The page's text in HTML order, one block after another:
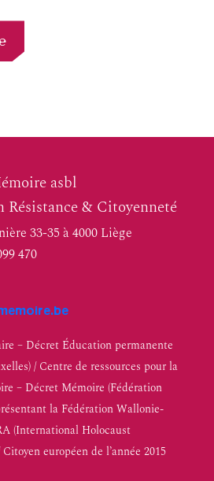
asbl
Résistance & Citoyenneté
33-35 à 4000 Liège
470
– Décret Éducation permanente
/ Centre de ressources pour la
– Décret Mémoire (Fédération
la Fédération Wallonie-
(International Holocaust
européen de l’année 2015